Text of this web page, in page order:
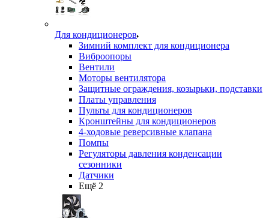
Для кондиционеров
Зимний комплект для кондиционера
Виброопоры
Вентили
Моторы вентилятора
Защитные ограждения, козырьки, подставки
Платы управления
Пульты для кондиционеров
Кронштейны для кондиционеров
4-ходовые реверсивные клапана
Помпы
Регуляторы давления конденсации
сезонники
Датчики
Ещё 2